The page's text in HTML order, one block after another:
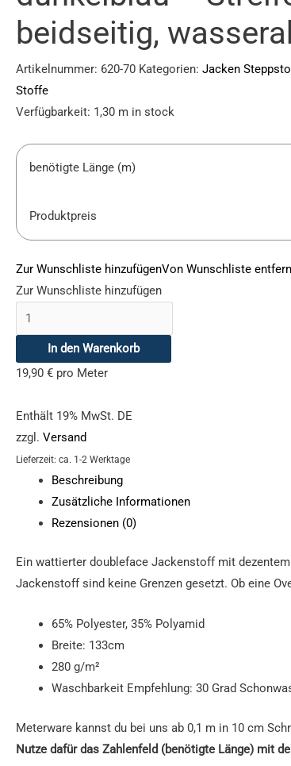
beidseitig,
Artikelnummer: 620-70 Kategorien: Jacken
Stoffe
Verfügbarkeit: 1,30 m in stock
benötigte Länge (m)
Produktpreis
Zur Wunschliste hinzufügenVon Wunschliste
Zur Wunschliste hinzufügen
In den Warenkorb
19,90 € pro Meter
Enthält 19% MwSt. DE
zzgl. Versand
Lieferzeit: ca. 1-2 Werktage
Beschreibung
Zusätzliche Informationen
Rezensionen (0)
Ein wattierter doubleface Jackenstoff mit
Jackenstoff sind keine Grenzen gesetzt. Ob eine
65% Polyester, 35% Polyamid
Breite: 133cm
280 g/m²
Waschbarkeit Empfehlung: 30 Grad
Meterware kannst du bei uns ab 0,1 m in 10 cm
Nutze dafür das Zahlenfeld (benötigte Länge) mit